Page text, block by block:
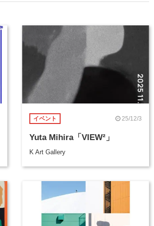
イベント 25/12/3
Yuta Mihira「VIEW²」
K Art Gallery